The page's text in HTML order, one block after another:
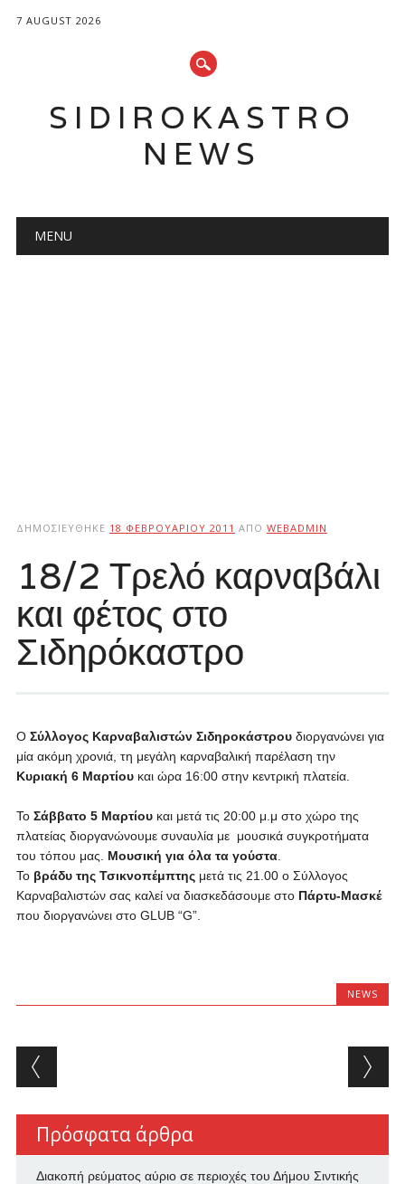
7 AUGUST 2026
SIDIROKASTRO
NEWS
Main menu
MENU
ΔΗΜΟΣΙΕΎΘΗΚΕ 18 ΦΕΒΡΟΥΑΡΊΟΥ 2011 ΑΠΌ WEBADMIN
18/2 Τρελό καρναβάλι
και φέτος στο
Σιδηρόκαστρο
Ο Σύλλογος Καρναβαλιστών Σιδηροκάστρουδιοργανώνει για
μία ακόμη χρονιά, τη μεγάλη καρναβαλική παρέλαση την
Κυριακή 6 Μαρτίουκαι ώρα 16:00 στην κεντρική πλατεία.
Το Σάββατο 5 Μαρτίουκαι μετά τις 20:00 μ.μ στο χώρο της
πλατείας διοργανώνουμε συναυλία με μουσικά συγκροτήματα
του τόπου μας.
Μουσική για όλα τα γούστα.
Τοβράδυ της Τσικνοπέμπτηςμετά τις 21.00 ο Σύλλογος
Καρναβαλιστών σας καλεί να διασκεδάσουμε στοΠάρτυ-Μασκέ
που διοργανώνει στο GLUB“G”.
NEWS
Post navigation
Πρόσφατα άρθρα
Διακοπή ρεύματος αύριο σε περιοχές του Δήμου Σιντικής